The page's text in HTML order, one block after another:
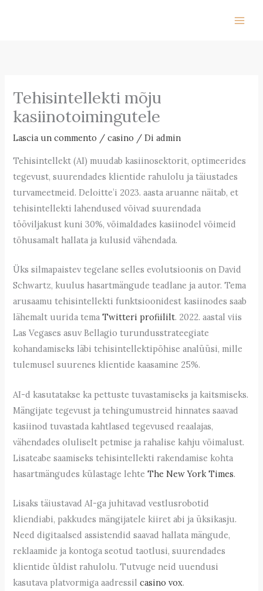
Tehisintellekti mõju
kasiinotoimingutele
Lascia un commento /casino / Diadmin
Tehisintellekt (AI) muudab kasiinosektorit, optimeerides
tegevust, suurendades klientide rahulolu ja täiustades
turvameetmeid. Deloitte’i 2023. aasta aruanne näitab, et
tehisintellekti lahendused võivad suurendada
tööviljakust kuni 30%, võimaldades kasiinodel võimeid
tõhusamalt hallata ja kulusid vähendada.
Üks silmapaistev tegelane selles evolutsioonis on David
Schwartz, kuulus hasartmängude teadlane ja autor. Tema
arusaamu tehisintellekti funktsioonidest kasiinodes saab
lähemalt uurida temaTwitteri profiililt. 2022. aastal viis
Las Vegases asuv Bellagio turundusstrateegiate
kohandamiseks läbi tehisintellektipõhise analüüsi, mille
tulemusel suurenes klientide kaasamine 25%.
AI-d kasutatakse ka pettuste tuvastamiseks ja kaitsmiseks.
Mängijate tegevust ja tehingumustreid hinnates saavad
kasiinod tuvastada kahtlased tegevused reaalajas,
vähendades oluliselt petmise ja rahalise kahju võimalust.
Lisateabe saamiseks tehisintellekti rakendamise kohta
hasartmängudes külastage lehteThe New York Times.
Lisaks täiustavad AI-ga juhitavad vestlusrobotid
kliendiabi, pakkudes mängijatele kiiret abi ja üksikasju.
Need digitaalsed assistendid saavad hallata mängude,
reklaamide ja kontoga seotud taotlusi, suurendades
klientide üldist rahulolu. Tutvuge neid uuendusi
kasutava platvormiga aadressilcasino vox.